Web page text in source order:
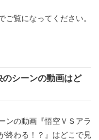
ご覧になってください。
シーンの動画はど
ンの動画『悟空ＶＳアラ
終わる！？』はどこで見